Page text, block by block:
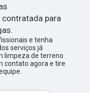
para
e tenha
serviços já
limpeza de terreno
contato agora e tire